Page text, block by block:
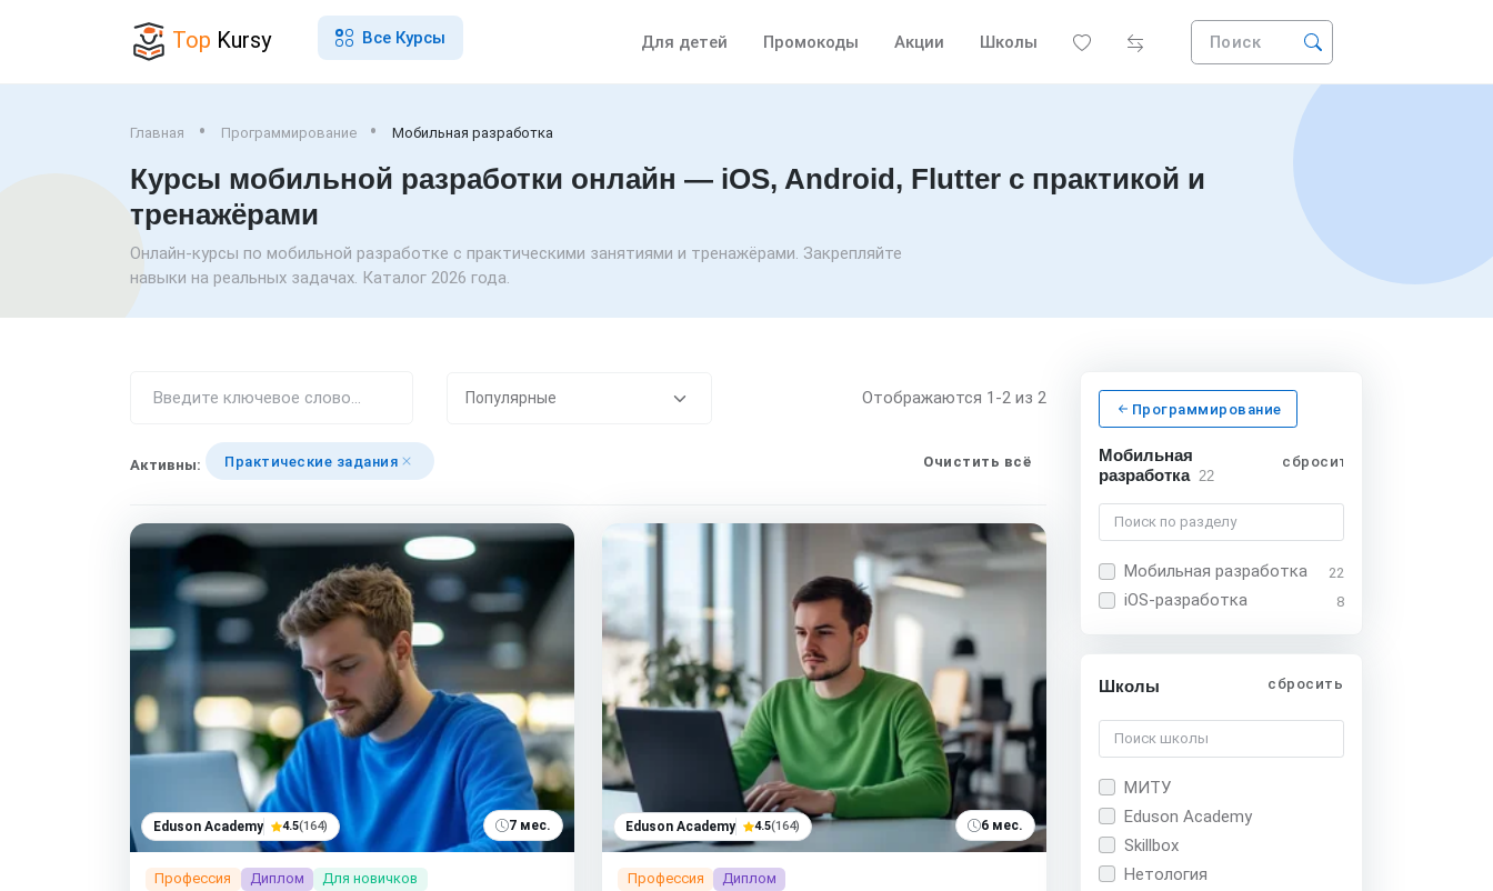
Top Kursy Все Курсы Для детей Промокоды Акции Школы Поиск
Главная Программирование Мобильная разработка
Курсы мобильной разработки онлайн — iOS, Android, Flutter с практикой и
тренажёрами
Онлайн-курсы по мобильной разработке с практическими занятиями и тренажёрами. Закрепляйте
навыки на реальных задачах. Каталог 2026 года.
Отображаются 1-2 из 2
Активны: Практические задания Очистить всё
Eduson Academy 4.5(164) 7 мес.
Профессия Диплом Для новичков
Eduson Academy 4.5(164) 6 мес.
Профессия Диплом
Программирование
Мобильная
разработка 22
сбросить
Мобильная разработка 22
iOS-разработка 8
Школы сбросить
МИТУ
Eduson Academy
Skillbox
Нетология